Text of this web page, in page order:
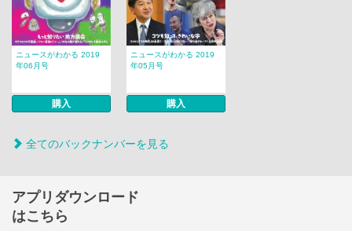
ニュースがわかる 2019
年06月号
購入
ニュースがわかる 2019
年05月号
購入
全てのバックナンバーを見る
アプリダウンロード
はこちら